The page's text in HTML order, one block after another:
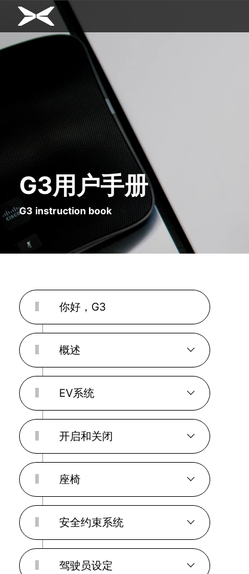
G3用户手册
G3 instruction book
你好，G3
概述
EV系统
开启和关闭
座椅
安全约束系统
驾驶员设定